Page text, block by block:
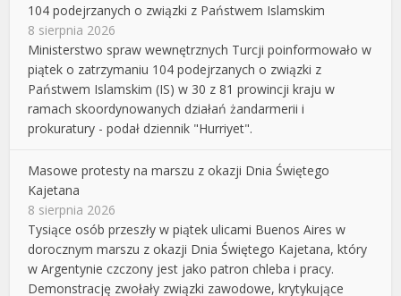
104 podejrzanych o związki z Państwem Islamskim
8 sierpnia 2026
Ministerstwo spraw wewnętrznych Turcji poinformowało w
piątek o zatrzymaniu 104 podejrzanych o związki z
Państwem Islamskim (IS) w 30 z 81 prowincji kraju w
ramach skoordynowanych działań żandarmerii i
prokuratury - podał dziennik "Hurriyet".
Masowe protesty na marszu z okazji Dnia Świętego
Kajetana
8 sierpnia 2026
Tysiące osób przeszły w piątek ulicami Buenos Aires w
dorocznym marszu z okazji Dnia Świętego Kajetana, który
w Argentynie czczony jest jako patron chleba i pracy.
Demonstrację zwołały związki zawodowe, krytykujące